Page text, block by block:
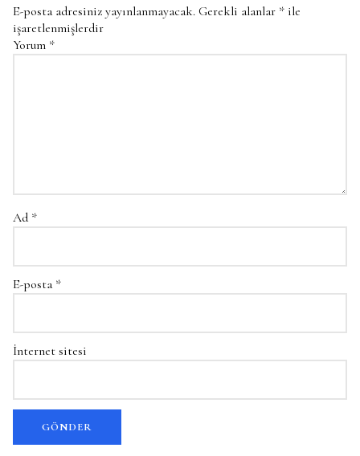
E-posta adresiniz yayınlanmayacak. Gerekli alanlar * ile
işaretlenmişlerdir
Yorum *
Ad *
E-posta *
İnternet sitesi